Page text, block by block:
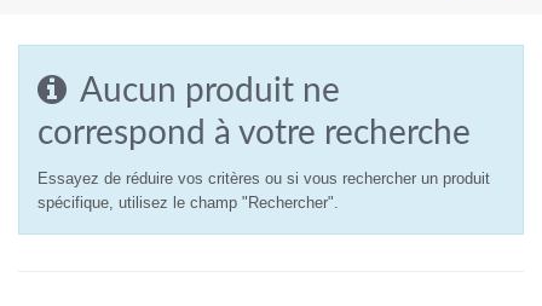
Aucun produit ne
correspond à votre recherche
Essayez de réduire vos critères ou si vous rechercher un produit
spécifique, utilisez le champ "Rechercher".